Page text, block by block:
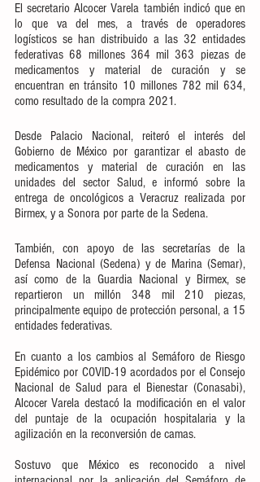
El secretario Alcocer Varela también indicó que en
lo que va del mes, a través de operadores
logísticos se han distribuido a las 32 entidades
federativas 68 millones 364 mil 363 piezas de
medicamentos y material de curación y se
encuentran en tránsito 10 millones 782 mil 634,
como resultado de la compra 2021.
Desde Palacio Nacional, reiteró el interés del
Gobierno de México por garantizar el abasto de
medicamentos y material de curación en las
unidades del sector Salud, e informó sobre la
entrega de oncológicos a Veracruz realizada por
Birmex, y a Sonora por parte de la Sedena.
También, con apoyo de las secretarías de la
Defensa Nacional (Sedena) y de Marina (Semar),
así como de la Guardia Nacional y Birmex, se
repartieron un millón 348 mil 210 piezas,
principalmente equipo de protección personal, a 15
entidades federativas.
En cuanto a los cambios al Semáforo de Riesgo
Epidémico por COVID-19 acordados por el Consejo
Nacional de Salud para el Bienestar (Conasabi),
Alcocer Varela destacó la modificación en el valor
del puntaje de la ocupación hospitalaria y la
agilización en la reconversión de camas.
Sostuvo que México es reconocido a nivel